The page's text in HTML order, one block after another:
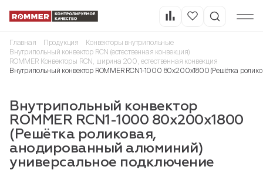
Главная Продукция
Конвекторы внутрипольные
Внутрипольный конвектор RCN (естественная конвекция)
ROMMER Конвекторы RCN, ширина 200, естественная конвекция
Внутрипольный конвектор ROMMER RCN1-1000 80х200х1800 (Решётка
Внутрипольный конвектор
ROMMER RCN1-1000 80х200х1800
(Решётка роликовая,
анодированный алюминий)
универсальное подключение